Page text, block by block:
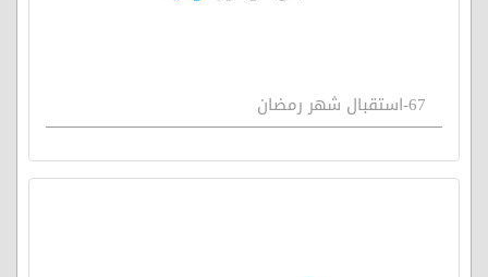
67-استقبال شهر رمضان